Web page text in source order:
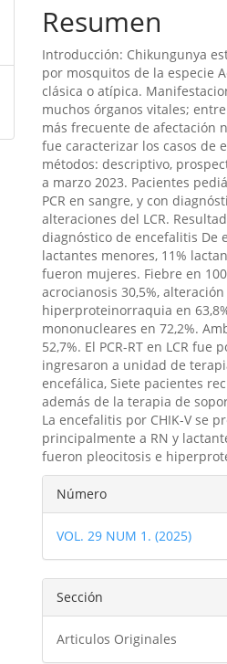
Resumen
Introducción: Chikungunya
por mosquitos de la especie
clásica o atípica.
muchos órganos vitales;
más frecuente de afectación
fue caracterizar los casos de
métodos: descriptivo,
a marzo 2023. Pacientes
PCR en sangre, y con
alteraciones del LCR.
diagnóstico de encefalitis De
lactantes menores, 11%
fueron mujeres. Fiebre en
acrocianosis 30,5%,
hiperproteinorraquia en
mononucleares en 72,2%.
52,7%. El PCR-RT en LCR fue
ingresaron a unidad de
encefálica, Siete pacientes
además de la terapia de
La encefalitis por CHIK-V se
principalmente a RN y
fueron pleocitosis e
Detalles
del
artículo
Número
VOL. 29 NUM 1. (2025)
Sección
Articulos Originales